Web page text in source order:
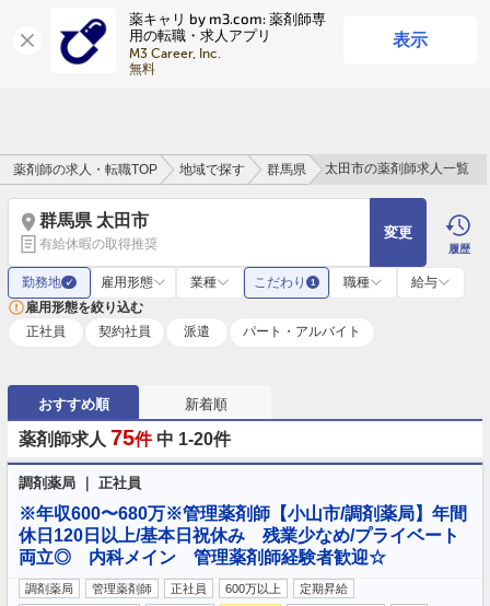
薬キャリ by m3.com: 薬剤師専
用の転職・求人アプリ
M3 Career, Inc.
無料
表示
ログイン
薬剤師の求人・転職TOP 地域で探す 群馬県 太田市の薬剤師求人一覧
群馬県 太田市
有給休暇の取得推奨
変更
履歴
勤務地 ✓ 雇用形態 業種 こだわり 1 職種
給与
雇用形態を絞り込む
正社員
契約社員 派遣 パート・アルバイト
おすすめ順 新着順
薬剤師求人 75件 中 1-20件
調剤薬局 ｜ 正社員
※年収600〜680万※管理薬剤師【小山市/調剤薬局】年間
休日120日以上/基本日祝休み 残業少なめ/プライベート
両立◎ 内科メイン 管理薬剤師経験者歓迎☆
調剤薬局 管理薬剤師 正社員 600万以上
定期昇給